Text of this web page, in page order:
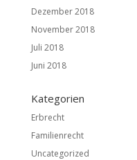
Dezember 2018
November 2018
Juli 2018
Juni 2018
Kategorien
Erbrecht
Familienrecht
Uncategorized